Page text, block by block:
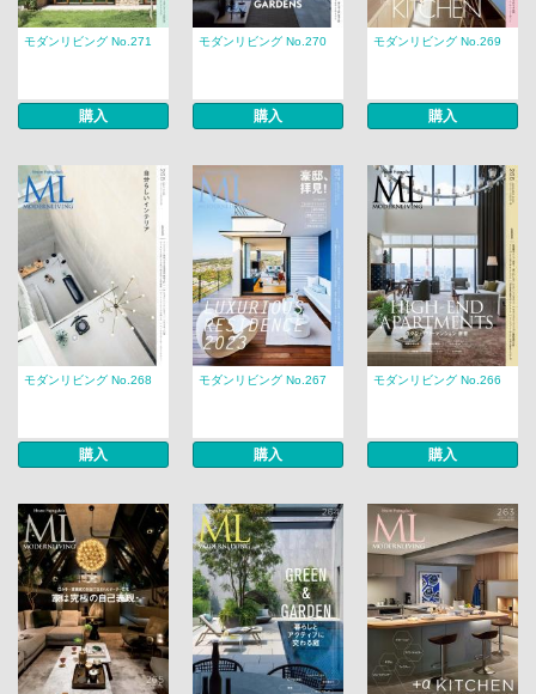
モダンリビング No.271
購入
モダンリビング No.270
購入
モダンリビング No.269
購入
モダンリビング No.268
購入
モダンリビング No.267
購入
モダンリビング No.266
購入